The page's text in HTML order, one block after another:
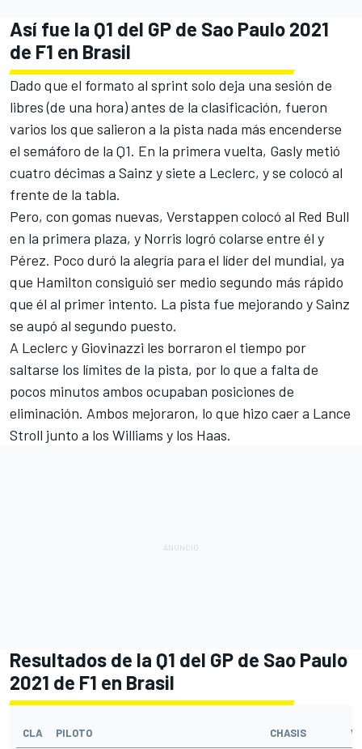
Así fue la Q1 del GP de Sao Paulo 2021
de F1 en Brasil
Dado que el formato al sprint solo deja una sesión de
libres (de una hora) antes de la clasificación, fueron
varios los que salieron a la pista nada más encenderse
el semáforo de la Q1. En la primera vuelta, Gasly metió
cuatro décimas a Sainz y siete a Leclerc, y se colocó al
frente de la tabla.
Pero, con gomas nuevas, Verstappen colocó al Red Bull
en la primera plaza, y Norris logró colarse entre él y
Pérez. Poco duró la alegría para el líder del mundial, ya
que Hamilton consiguió ser medio segundo más rápido
que él al primer intento. La pista fue mejorando y Sainz
se aupó al segundo puesto.
A Leclerc y Giovinazzi les borraron el tiempo por
saltarse los límites de la pista, por lo que a falta de
pocos minutos ambos ocupaban posiciones de
eliminación. Ambos mejoraron, lo que hizo caer a Lance
Stroll junto a los Williams y los Haas.
Resultados de la Q1 del GP de Sao Paulo
2021 de F1 en Brasil
CLA PILOTO CHASIS